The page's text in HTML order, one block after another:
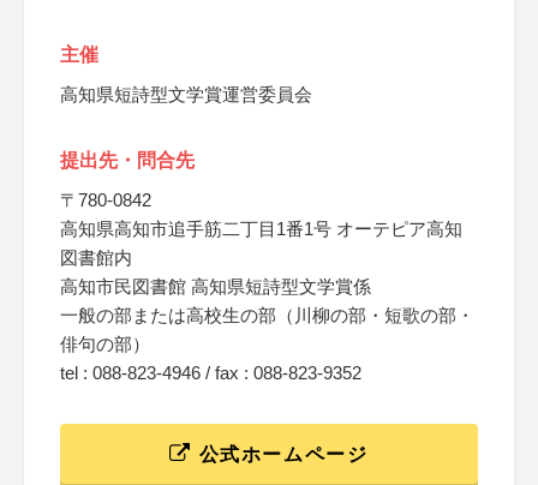
主催
高知県短詩型文学賞運営委員会
提出先・問合先
〒780-0842
高知県高知市追手筋二丁目1番1号 オーテピア高知
図書館内
高知市民図書館 高知県短詩型文学賞係
一般の部または高校生の部（川柳の部・短歌の部・
俳句の部）
tel : 088-823-4946 / fax : 088-823-9352
公式ホームページ